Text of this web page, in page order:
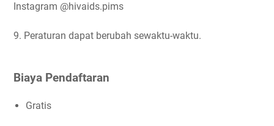
Instagram @hivaids.pims
9. Peraturan dapat berubah sewaktu-waktu.
Biaya Pendaftaran
Gratis